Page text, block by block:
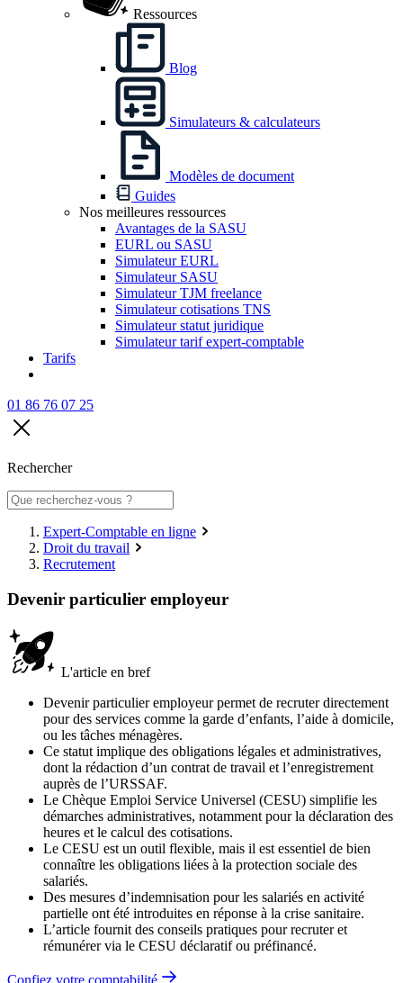
Ressources
Blog
Simulateurs & calculateurs
Modèles de document
Guides
Nos meilleures ressources
Avantages de la SASU
EURL ou SASU
Simulateur EURL
Simulateur SASU
Simulateur TJM freelance
Simulateur cotisations TNS
Simulateur statut juridique
Simulateur tarif expert-comptable
Tarifs
01 86 76 07 25
Rechercher
Expert-Comptable en ligne
Droit du travail
Recrutement
Devenir particulier employeur
L'article en bref
Devenir particulier employeur permet de recruter directement
pour des services comme la garde d’enfants, l’aide à domicile,
ou les tâches ménagères.
Ce statut implique des obligations légales et administratives,
dont la rédaction d’un contrat de travail et l’enregistrement
auprès de l’URSSAF.
Le Chèque Emploi Service Universel (CESU) simplifie les
démarches administratives, notamment pour la déclaration des
heures et le calcul des cotisations.
Le CESU est un outil flexible, mais il est essentiel de bien
connaître les obligations liées à la protection sociale des
salariés.
Des mesures d’indemnisation pour les salariés en activité
partielle ont été introduites en réponse à la crise sanitaire.
L’article fournit des conseils pratiques pour recruter et
rémunérer via le CESU déclaratif ou préfinancé.
Confiez votre comptabilité